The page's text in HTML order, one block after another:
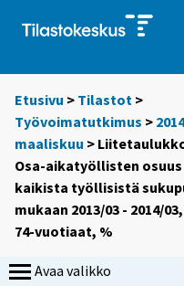
Etusivu > Tilastot >
Työvoimatutkimus > 2014
maaliskuu >
Osa-aikatyöllisten osuus
kaikista työllisistä
mukaan 2013/03 - 2014/
74-vuotiaat, %
Avaa valikko